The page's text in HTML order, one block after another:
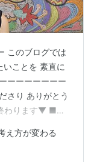
このブログでは
ことを 素直に
ーーーーーーー
さり ありがとう
わります▼ ■
に 自信はありま
人は 少ないと
え方が変わる